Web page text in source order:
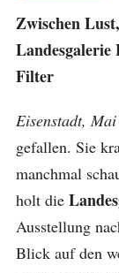
Zwischen
Landesgalerie
Filter
Eisenstadt,
gefallen. Sie
manchmal
holt die
Ausstellung
Blick auf den